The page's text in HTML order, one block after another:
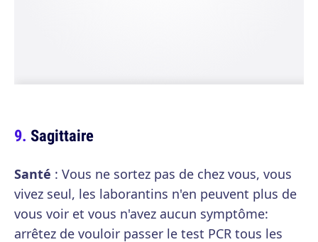
Sagittaire
Santé : Vous ne sortez pas de chez vous, vous
vivez seul, les laborantins n'en peuvent plus de
vous voir et vous n'avez aucun symptôme:
arrêtez de vouloir passer le test PCR tous les